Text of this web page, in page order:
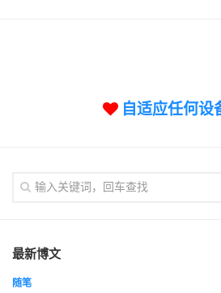
友情链接
自适应任何设
最新博文
随笔